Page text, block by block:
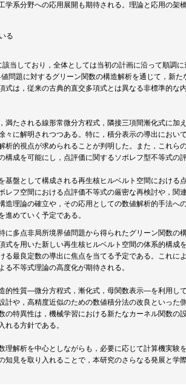
学系分野への応用展開も期待される。理論と応用の架
る
当しており，全体としては当初の計画に沿って順調
問題に対するグリーン関数の構造解析を通じて，新
式は，従来の古典的直交多項式とは異なる非標準的な
満たされる線形常微分方程式，隣接三項間漸化式に
々に解明されつつある。特に，積分表示の導出にお
析的視点が求められることが判明した。また，これ
構成を可能にし，点評価に関するソボレフ型不等式の
基盤として構成される再生核ヒルベルト空間におけ
レフ空間における点評価不等式の厳密な再検討や，
造理論の確立や，その応用としての数値解析的手法へ
進めていく予定である。
に多点非局所境界値問題から得られたグリーン関数
式を用いた新しい再生核ヒルベルト空間の体系的構
る最良定数の導出に焦点を当てる予定である。これ
る不等式理論の高度化が期待される。
的性質―微分方程式，漸化式，母関数表示―を利用し
計や，高精度近似のための数値積分法の改良といった
の特異性は，機械学習における新たなカーネル関数
れる方針である。
理解析を中心としながらも，必要に応じて計算機実
知見を取り入れることで，本研究のさらなる発展と学